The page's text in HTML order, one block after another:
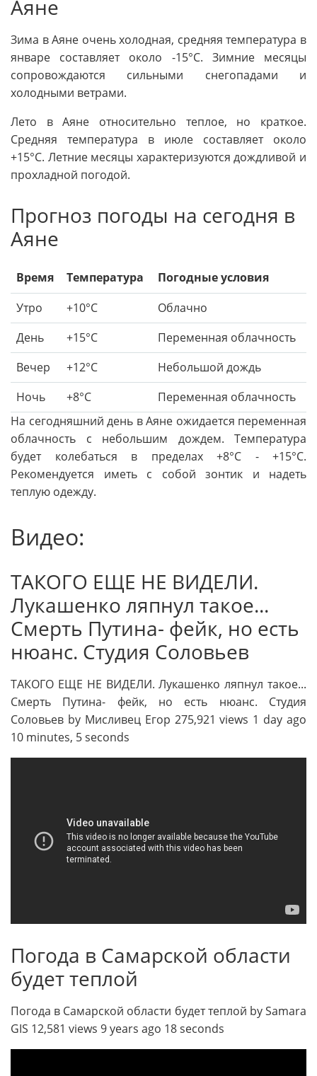
Аяне
Зима в Аяне очень холодная, средняя температура в
январе составляет около -15°C. Зимние месяцы
сопровождаются сильными снегопадами и
холодными ветрами.
Лето в Аяне относительно теплое, но краткое.
Средняя температура в июле составляет около
+15°C. Летние месяцы характеризуются дождливой и
прохладной погодой.
Прогноз погоды на сегодня в
Аяне
Время Температура
Погодные условия
Утро
+10°C
Облачно
День
+15°C
Переменная облачность
Вечер
+12°C
Небольшой дождь
Ночь
+8°C
Переменная облачность
На сегодняшний день в Аяне ожидается переменная
облачность с небольшим дождем. Температура
будет колебаться в пределах +8°C - +15°C.
Рекомендуется иметь с собой зонтик и надеть
теплую одежду.
Видео:
ТАКОГО ЕЩЕ НЕ ВИДЕЛИ.
Лукашенко ляпнул такое...
Смерть Путина- фейк, но есть
нюанс. Студия Соловьев
ТАКОГО ЕЩЕ НЕ ВИДЕЛИ. Лукашенко ляпнул такое...
Смерть Путина- фейк, но есть нюанс. Студия
Соловьев by Мисливец Егор 275,921 views 1 day ago
10 minutes, 5 seconds
Погода в Самарской области
будет теплой
Погода в Самарской области будет теплой by Samara
GIS 12,581 views 9 years ago 18 seconds